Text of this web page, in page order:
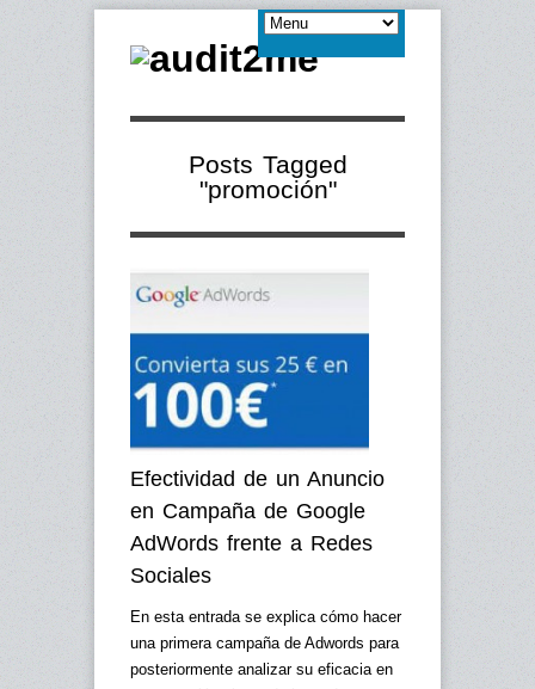
Posts Tagged
"promoción"
Efectividad de un Anuncio
en Campaña de Google
AdWords frente a Redes
Sociales
En esta entrada se explica cómo hacer
una primera campaña de Adwords para
posteriormente analizar su eficacia en